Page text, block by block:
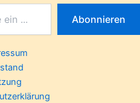
Abonnieren